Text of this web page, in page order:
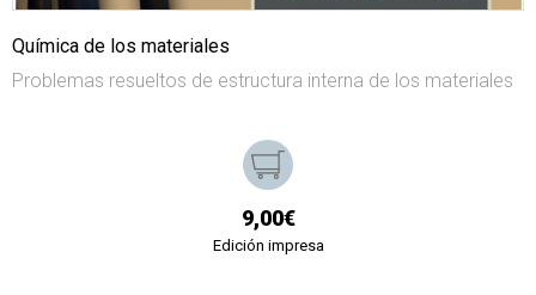
Química de los materiales
Problemas resueltos de estructura interna de los materiales
9,00€
Edición impresa